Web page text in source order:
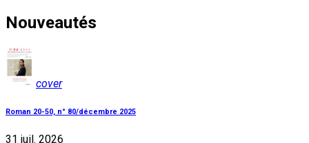
Nouveautés
cover
Roman 20-50, n° 80/décembre 2025
31 juil. 2026